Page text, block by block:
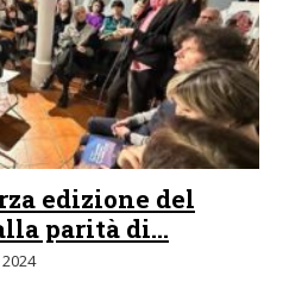
edizione del
parità di...